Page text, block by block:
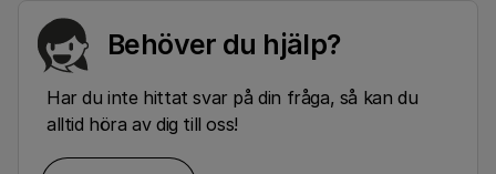
Behöver du hjälp?
Har du inte hittat svar på din fråga, så kan du
alltid höra av dig till oss!